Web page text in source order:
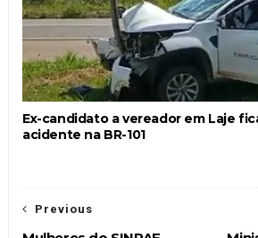
Ex-candidato a vereador em Laje
acidente na BR-101
Previous